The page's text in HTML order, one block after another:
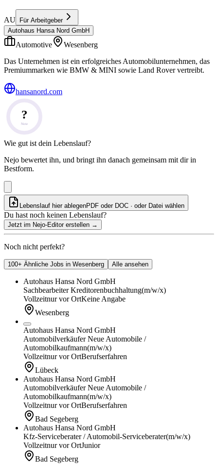
AU
Für Arbeitgeber
Autohaus Hansa Nord GmbH
Automotive
Wesenberg
Das Unternehmen ist ein erfolgreiches Automobilunternehmen, das
Premiummarken wie BMW & MINI sowie Land Rover vertreibt.
hansanord.com
?
Note
Wie gut ist dein Lebenslauf?
Nejo bewertet ihn, und bringt ihn danach gemeinsam mit dir in
Bestform.
Lebenslauf hier ablegenPDF oder DOC · oder Datei wählen
Du hast noch keinen Lebenslauf?
Jetzt im Nejo-Editor erstellen →
Noch nicht perfekt?
100+ Ähnliche Jobs in Wesenberg Alle ansehen
Autohaus Hansa Nord GmbH
Sachbearbeiter Kreditorenbuchhaltung(m/w/x)
Vollzeitnur vor OrtKeine Angabe
Wesenberg
Autohaus Hansa Nord GmbH
Automobilverkäufer Neue Automobile /
Automobilkaufmann(m/w/x)
Vollzeitnur vor OrtBerufserfahren
Lübeck
Autohaus Hansa Nord GmbH
Automobilverkäufer Neue Automobile /
Automobilkaufmann(m/w/x)
Vollzeitnur vor OrtBerufserfahren
Bad Segeberg
Autohaus Hansa Nord GmbH
Kfz-Serviceberater / Automobil-Serviceberater(m/w/x)
Vollzeitnur vor OrtJunior
Bad Segeberg